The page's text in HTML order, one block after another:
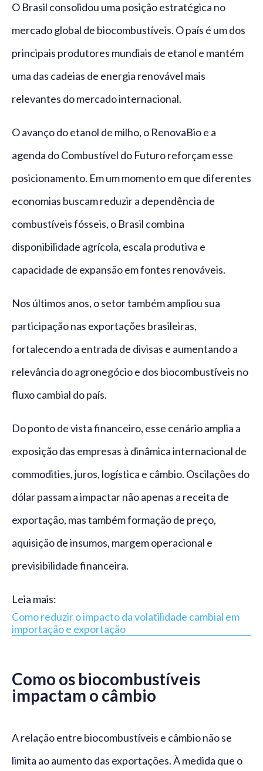
O Brasil consolidou uma posição estratégica no
mercado global de biocombustíveis. O país é um dos
principais produtores mundiais de etanol e mantém
uma das cadeias de energia renovável mais
relevantes do mercado internacional.
O avanço do etanol de milho, o RenovaBio e a
agenda do Combustível do Futuro reforçam esse
posicionamento. Em um momento em que diferentes
economias buscam reduzir a dependência de
combustíveis fósseis, o Brasil combina
disponibilidade agrícola, escala produtiva e
capacidade de expansão em fontes renováveis.
Nos últimos anos, o setor também ampliou sua
participação nas exportações brasileiras,
fortalecendo a entrada de divisas e aumentando a
relevância do agronegócio e dos biocombustíveis no
fluxo cambial do país.
Do ponto de vista financeiro, esse cenário amplia a
exposição das empresas à dinâmica internacional de
commodities, juros, logística e câmbio. Oscilações do
dólar passam a impactar não apenas a receita de
exportação, mas também formação de preço,
aquisição de insumos, margem operacional e
previsibilidade financeira.
Leia mais:
Como reduzir o impacto da volatilidade cambial em
importação e exportação
Como os biocombustíveis
impactam o câmbio
A relação entre biocombustíveis e câmbio não se
limita ao aumento das exportações. À medida que o